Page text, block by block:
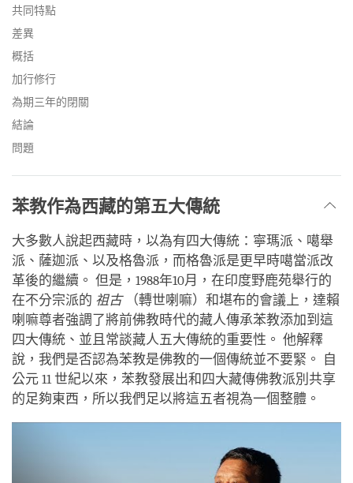
共同特點
差異
概括
加行修行
為期三年的閉關
結論
問題
苯教作為西藏的第五大傳統
大多數人說起西藏時，以為有四大傳統：寧瑪派、噶舉
派、薩迦派、以及格魯派，而格魯派是更早時噶當派改
革後的繼續。 但是，1988年10月，在印度野鹿苑舉行的
在不分宗派的 祖古（轉世喇嘛）和堪布的會議上，達賴
喇嘛尊者強調了將前佛教時代的藏人傳承苯教添加到這
四大傳統、並且常談藏人五大傳統的重要性。 他解釋
說，我們是否認為苯教是佛教的一個傳統並不要緊。 自
公元 11 世紀以來，苯教發展出和四大藏傳佛教派別共享
的足夠東西，所以我們足以將這五者視為一個整體。